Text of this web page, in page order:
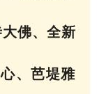
佛、全新
、芭堤雅